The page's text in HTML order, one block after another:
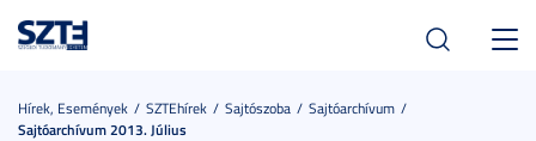
Hírek, Események SZTEhírek Sajtószoba
Sajtóarchívum
Sajtóarchívum 2013. Július